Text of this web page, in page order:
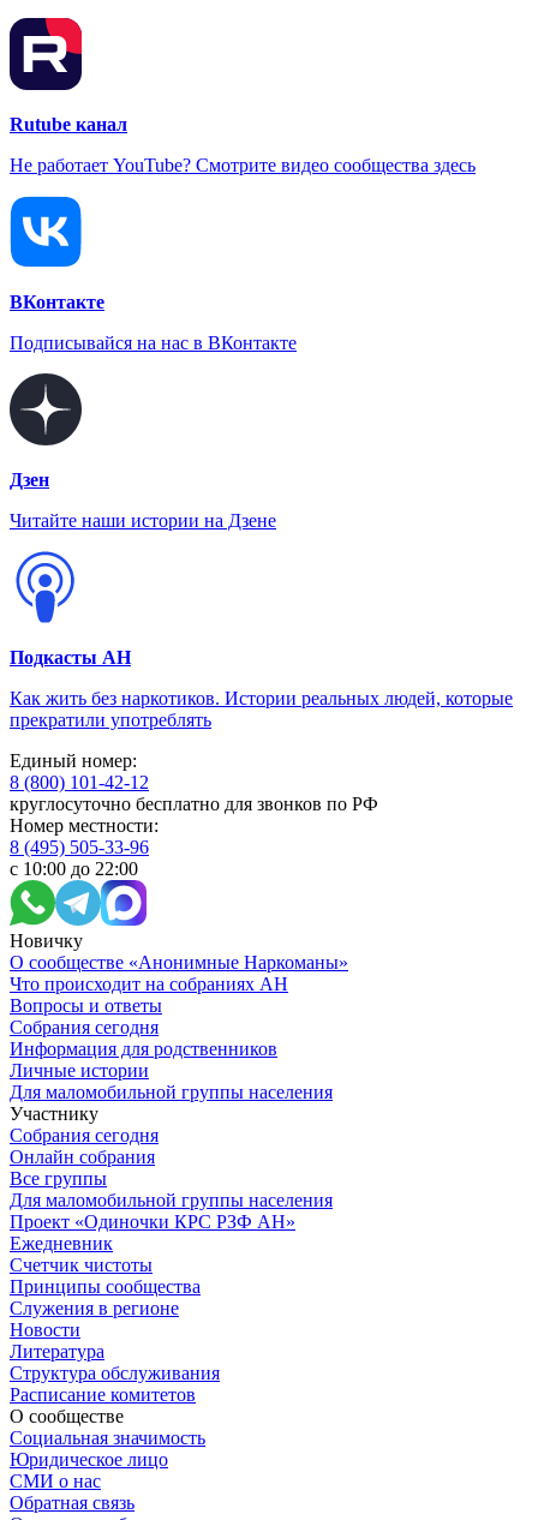
Rutube канал
Не работает YouTube? Смотрите видео сообщества здесь
ВКонтакте
Подписывайся на нас в ВКонтакте
Дзен
Читайте наши истории на Дзене
Подкасты АН
Как жить без наркотиков. Истории реальных людей, которые
прекратили употреблять
Единый номер:
8 (800) 101-42-12
круглосуточно бесплатно для звонков по РФ
Номер местности:
8 (495) 505-33-96
с 10:00 до 22:00
Новичку
О сообществе «Анонимные Наркоманы»
Что происходит на собраниях АН
Вопросы и ответы
Собрания сегодня
Информация для родственников
Личные истории
Для маломобильной группы населения
Участнику
Собрания сегодня
Онлайн собрания
Все группы
Для маломобильной группы населения
Проект «Одиночки КРС РЗФ АН»
Ежедневник
Счетчик чистоты
Принципы сообщества
Служения в регионе
Новости
Литература
Структура обслуживания
Расписание комитетов
О сообществе
Социальная значимость
Юридическое лицо
СМИ о нас
Обратная связь